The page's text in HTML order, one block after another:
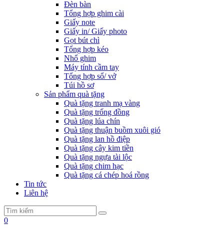
Đèn bàn
Tổng hợp ghim cài
Giấy note
Giấy in/ Giấy photo
Gọt bút chì
Tổng hợp kéo
Nhổ ghim
Máy tính cầm tay
Tổng hợp sổ/ vở
Túi hồ sơ
Sản phẩm quà tặng
Quà tặng tranh mạ vàng
Quà tặng trống đồng
Quà tặng lúa chín
Quà tặng thuận buồm xuôi gió
Quà tặng lan hồ điệp
Quà tặng cây kim tiền
Quà tặng ngựa tài lộc
Quà tặng chim hạc
Quà tặng cá chép hoá rồng
Tin tức
Liên hệ
0